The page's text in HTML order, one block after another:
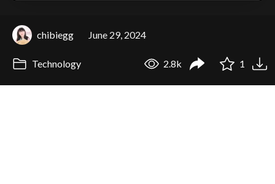
chibiegg June 29, 2024
Technology 2.8k 1